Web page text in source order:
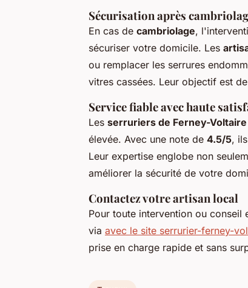
Sécurisation après
En cas de cambriolage,
sécuriser votre domicile. Les
ou remplacer les serrures
vitres cassées. Leur objectif est
Service fiable avec haute
Les serruriers de Ferney-Voltaire
élevée. Avec une note de 4.5/5,
Leur expertise englobe non
améliorer la sécurité de votre
Contactez votre artisan local
Pour toute intervention ou
via avec le site serrurier-ferney-
prise en charge rapide et sans